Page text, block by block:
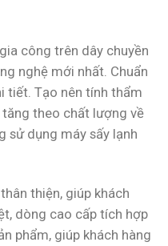
công trên dây chuyền
nghệ mới nhất. Chuẩn
tiết. Tạo nên tính thẩm
theo chất lượng về
sử dụng máy sấy lạnh
thiện, giúp khách
dòng cao cấp tích hợp
phẩm, giúp khách hàng